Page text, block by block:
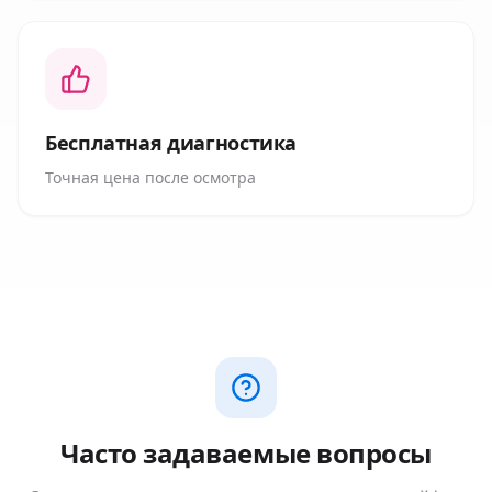
Бесплатная диагностика
Точная цена после осмотра
Часто задаваемые вопросы